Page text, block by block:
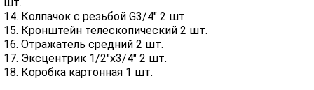
14. Колпачок с резьбой G3/4" 2 шт.
15. Кронштейн телескопический 2 шт.
16. Отражатель средний 2 шт.
17. Эксцентрик 1/2"х3/4" 2 шт.
18. Коробка картонная 1 шт.